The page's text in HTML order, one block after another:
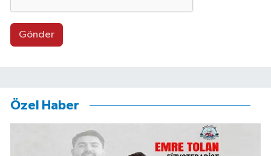
Gönder
Özel Haber